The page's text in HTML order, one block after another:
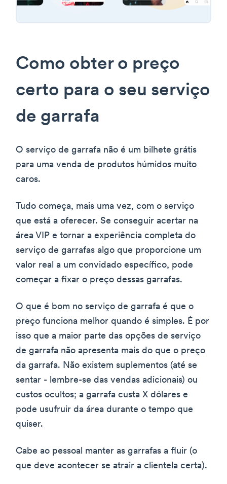
Como obter o preço
certo para o seu serviço
de garrafa
O serviço de garrafa não é um bilhete grátis
para uma venda de produtos húmidos muito
caros.
Tudo começa, mais uma vez, com o serviço
que está a oferecer. Se conseguir acertar na
área VIP e tornar a experiência completa do
serviço de garrafas algo que proporcione um
valor real a um convidado específico, pode
começar a fixar o preço dessas garrafas.
O que é bom no serviço de garrafa é que o
preço funciona melhor quando é simples. É por
isso que a maior parte das opções de serviço
de garrafa não apresenta mais do que o preço
da garrafa. Não existem suplementos (até se
sentar - lembre-se das vendas adicionais) ou
custos ocultos; a garrafa custa X dólares e
pode usufruir da área durante o tempo que
quiser.
Cabe ao pessoal manter as garrafas a fluir (o
que deve acontecer se atrair a clientela certa).